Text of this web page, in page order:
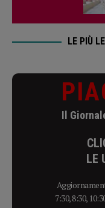
LE PIÙ
Il
LE
7:30, 8:30,